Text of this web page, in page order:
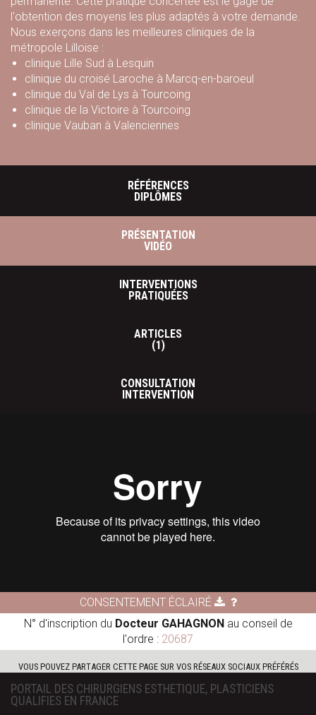
l'obtention des moyens les plus adaptés à votre demande.
Nous exerçons dans les meilleures cliniques de la
métropole Lilloise :
clinique Lille Sud à Lesquin
clinique du croisé Laroche à Marcq-en-baroeul
clinique du Val de Lys à Tourcoing
clinique de la Victoire à Tourcoing
clinique Vauban à Valenciennes
RÉFÉRENCES
DIPLÔMES
PRÉSENTATION
VIDÉO
INTERVENTIONS
PRATIQUÉES
ARTICLES
(1)
CONSULTATION
INTERVENTION
CONSENTEMENT ÉCLAIRÉ
N° d'inscription du Docteur GAHAGNONau conseil de
l'ordre : 20687
VOUS POUVEZ PARTAGER CETTE PAGE SUR VOS RÉSEAUX SOCIAUX PRÉFÉRÉS
PORTAIL DES CHIRURGIENS ESTHETIQUE, PLASTICIENS
QUALIFIES EN FRANCE